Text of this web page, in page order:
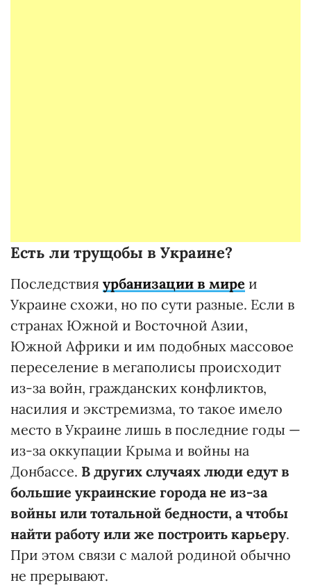
Есть ли трущобы в Украине?
Последствия урбанизации в мире и
Украине схожи, но по сути разные. Если в
странах Южной и Восточной Азии,
Южной Африки и им подобных массовое
переселение в мегаполисы происходит
из-за войн, гражданских конфликтов,
насилия и экстремизма, то такое имело
место в Украине лишь в последние годы —
из-за оккупации Крыма и войны на
Донбассе. В других случаях люди едут в
большие украинские города не из-за
войны или тотальной бедности, а чтобы
найти работу или же построить карьеру.
При этом связи с малой родиной обычно
не прерывают.